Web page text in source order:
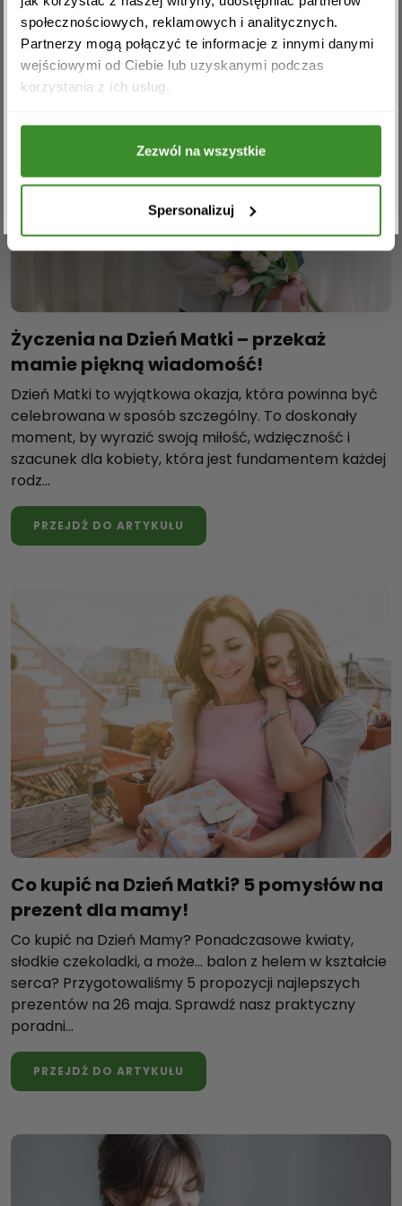
społecznościowych, reklamowych i analitycznych.
Partnerzy mogą połączyć te informacje z innymi danymi
wejściowymi od Ciebie lub uzyskanymi podczas
korzystania z ich usług.
Zezwól na wszystkie
Spersonalizuj
Życzenia na Dzień Matki – przekaż
mamie piękną wiadomość!
Dzień Matki to wyjątkowa okazja, która powinna być
celebrowana w sposób szczególny. To doskonały
moment, by wyrazić swoją miłość, wdzięczność i
szacunek dla kobiety, która jest fundamentem każdej
rodz...
PRZEJDŹ DO ARTYKUŁU
Co kupić na Dzień Matki? 5 pomysłów na
prezent dla mamy!
Co kupić na Dzień Mamy? Ponadczasowe kwiaty,
słodkie czekoladki, a może… balon z helem w kształcie
serca? Przygotowaliśmy 5 propozycji najlepszych
prezentów na 26 maja. Sprawdź nasz praktyczny
poradni...
PRZEJDŹ DO ARTYKUŁU
Akceptuję regulamin i wyrażam zgodę na
przetwarzanie powyższych danych osobowych
ZAPISZ SIĘ